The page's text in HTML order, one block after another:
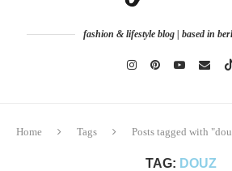
fashion & lifestyle blog | based in
Home Tags Posts tagged with
TAG: DOUZ